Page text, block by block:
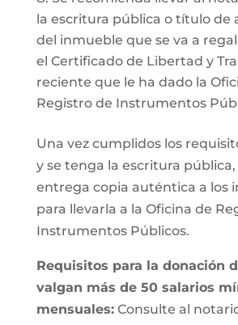
la escritura pública o título de
del inmueble que se va a
el Certificado de Libertad y
reciente que le ha dado la
Registro de Instrumentos
Una vez cumplidos los
y se tenga la escritura
entrega copia auténtica a los
para llevarla a la Oficina de
Instrumentos Públicos.
Requisitos para la donación
valgan más de 50 salarios
mensuales:Consulte al